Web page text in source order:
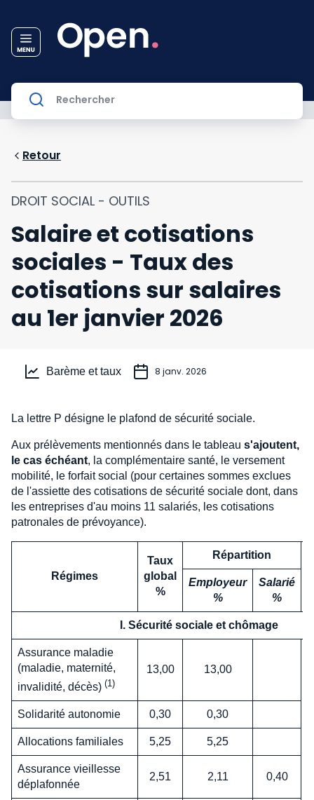
Retour
DROIT SOCIAL - OUTILS
Salaire et cotisations
sociales - Taux des
cotisations sur salaires
au 1er janvier 2026
Barème et taux 8 janv. 2026
La lettre P désigne le plafond de sécurité sociale.
Aux prélèvements mentionnés dans le tableau s'ajoutent,
le cas échéant, la complémentaire santé, le versement
mobilité, le forfait social (pour certaines sommes exclues
de l'assiette des cotisations de sécurité sociale dont, dans
les entreprises d'au moins 11 salariés, les cotisations
patronales de prévoyance).
Régimes
Taux
global
%
Répartition
Employeur
%
Salarié
%
I. Sécurité sociale et chômage
Assurance maladie
(maladie, maternité,
invalidité, décès) (1)
13,00 13,00
Solidarité autonomie 0,30 0,30
Allocations familiales 5,25 5,25
Assurance vieillesse
déplafonnée
2,51 2,11 0,40